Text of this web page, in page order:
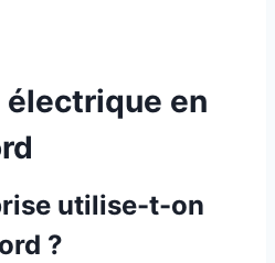
électrique en
utilise-t-on
?